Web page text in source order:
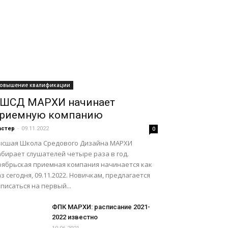
квалификации
МАРХИ начинает
компанию
- 09.11.2022 0
Школа Средового Дизайна МАРХИ
слушателей четыре раза в год.
приемная компания начинается как
сегодня, 09.11.2022. Новичкам, предлагается
на первый...
ФПК МАРХИ: расписание 2021-
2022 известно